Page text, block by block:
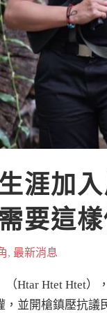
涯加
要這樣
, 最新消息
Htar Htet Htet）
並開槍鎮壓抗